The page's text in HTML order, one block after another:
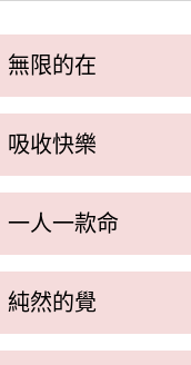
無限的在
吸收快樂
一人一款命
純然的覺